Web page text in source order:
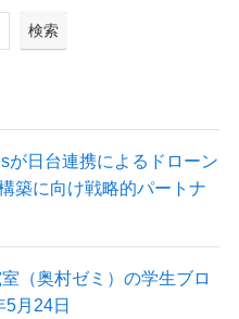
ト）派遣
検索
が日台連携によるドローン
築に向け戦略的パートナ
（奥村ゼミ）の学生ブロ
月24日